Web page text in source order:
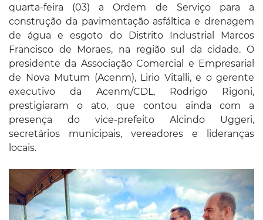
quarta-feira (03) a Ordem de Serviço para a
construção da pavimentação asfáltica e drenagem
de água e esgoto do Distrito Industrial Marcos
Francisco de Moraes, na região sul da cidade. O
presidente da Associação Comercial e Empresarial
de Nova Mutum (Acenm), Lirio Vitalli, e o gerente
executivo da Acenm/CDL, Rodrigo Rigoni,
prestigiaram o ato, que contou ainda com a
presença do vice-prefeito Alcindo Uggeri,
secretários municipais, vereadores e lideranças
locais.